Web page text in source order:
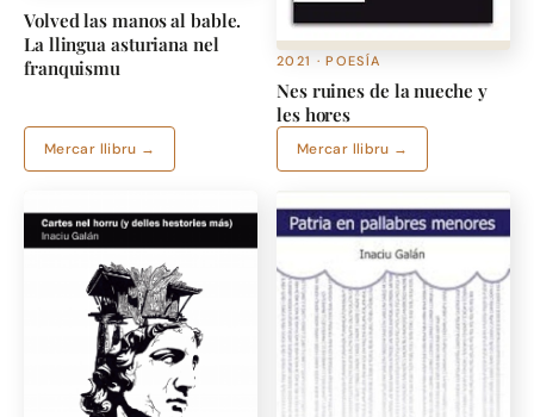
Volved las manos al bable.
La llingua asturiana nel
franquismu
Mercar llibru →
2021 · POESÍA
Nes ruines de la nueche y
les hores
Mercar llibru →